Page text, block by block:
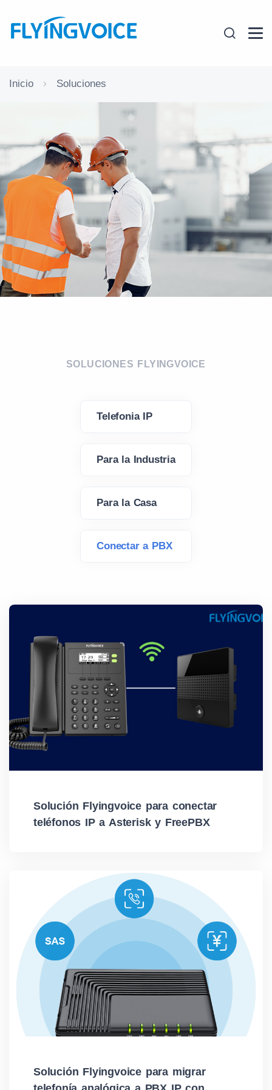
Inicio Soluciones
SOLUCIONES FLYINGVOICE
Telefonia IP
Para la Industria
Para la Casa
Conectar a PBX
Solución Flyingvoice para conectar
teléfonos IP a Asterisk y FreePBX
Solución Flyingvoice para migrar